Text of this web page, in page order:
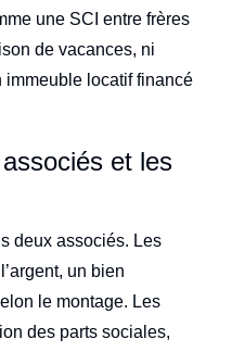
une SCI entre frères
de vacances, ni
immeuble locatif financé
et les
deux associés. Les
un bien
le montage. Les
des parts sociales,